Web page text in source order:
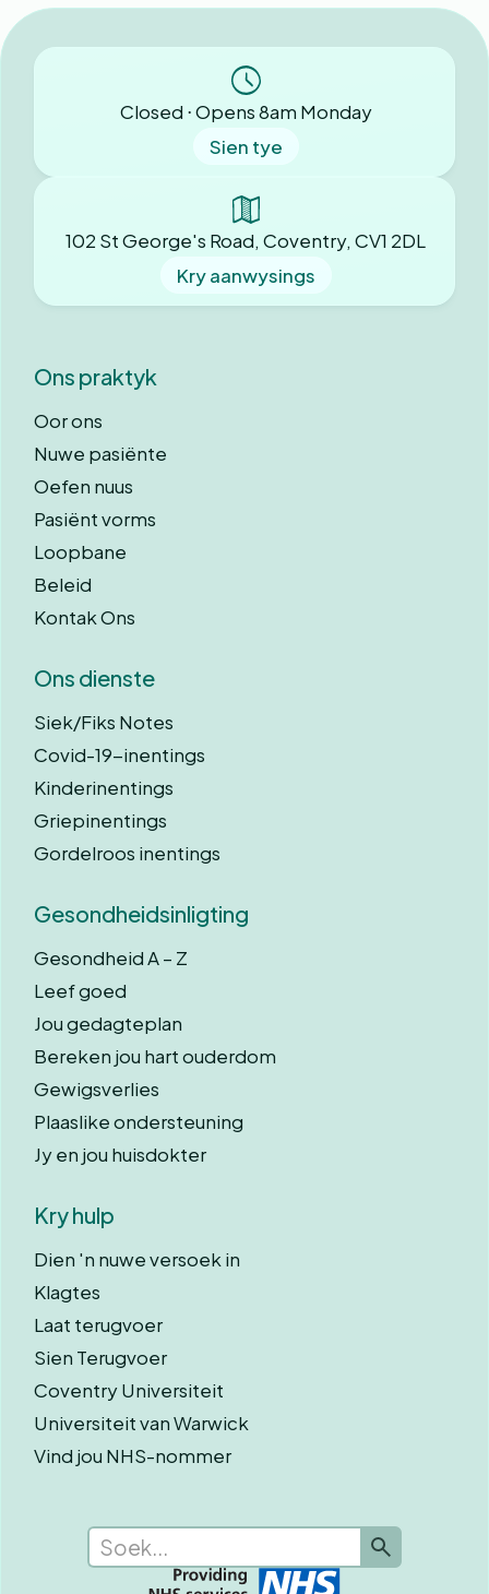
Closed ⋅ Opens 8am Monday
Sien tye
102 St George's Road, Coventry, CV1 2DL
Kry aanwysings
Ons praktyk
Oor ons
Nuwe pasiënte
Oefen nuus
Pasiënt vorms
Loopbane
Beleid
Kontak Ons
Ons dienste
Siek/Fiks Notes
Covid-19-inentings
Kinderinentings
Griepinentings
Gordelroos inentings
Gesondheidsinligting
Gesondheid A – Z
Leef goed
Jou gedagteplan
Bereken jou hart ouderdom
Gewigsverlies
Plaaslike ondersteuning
Jy en jou huisdokter
Kry hulp
Dien 'n nuwe versoek in
Klagtes
Laat terugvoer
Sien Terugvoer
Coventry Universiteit
Universiteit van Warwick
Vind jou NHS-nommer